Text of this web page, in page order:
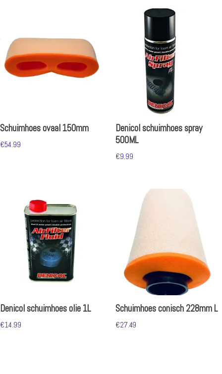
Schuimhoes ovaal 150mm
€54.99
Denicol schuimhoes spray
500ML
€9.99
Denicol schuimhoes olie 1L
€14.99
Schuimhoes conisch 228mm L
€27.49